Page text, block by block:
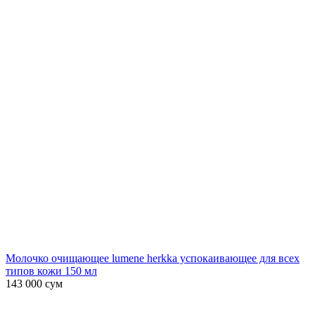
Молочко очищающее lumene herkka успокаивающее для всех
типов кожи 150 мл
143 000 сум